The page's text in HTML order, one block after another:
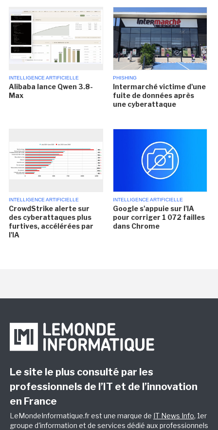
INTELLIGENCE ARTIFICIELLE
Alibaba lance Qwen 3.8-
Max
PHISHING
Intermarché victime d'une
fuite de données après
une cyberattaque
INTELLIGENCE ARTIFICIELLE
CrowdStrike alerte sur
des cyberattaques plus
furtives, accélérées par
l'IA
INTELLIGENCE ARTIFICIELLE
Google s'appuie sur l'IA
pour corriger 1 072 failles
dans Chrome
Le site le plus consulté par les
professionnels de l’IT et de l’innovation
en France
LeMondeInformatique.fr est une marque de IT News Info, 1er
groupe d'information et de services dédié aux professionnels